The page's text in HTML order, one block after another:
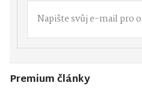
Premium články